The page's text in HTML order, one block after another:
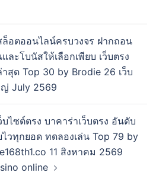
อตออนไลน์ครบวงจร ฝากถอน
ละโบนัสให้เลือกเพียบ เว็บตรง
สุด Top 30 by Brodie 26 เว็บ
July 2569
บไซต์ตรง บาคาร่าเว็บตรง อันดับ
ไวทุกยอด ทดลองเล่น Top 79 by
11 สิงหาคม 2569
online